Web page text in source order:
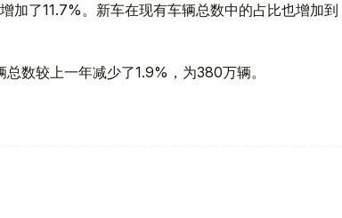
加了11.7%。新车在现有车辆总数中的占比也增加到
数较上一年减少了1.9%，为380万辆。